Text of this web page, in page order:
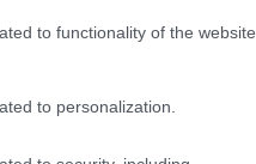
to functionality of the website
to personalization.